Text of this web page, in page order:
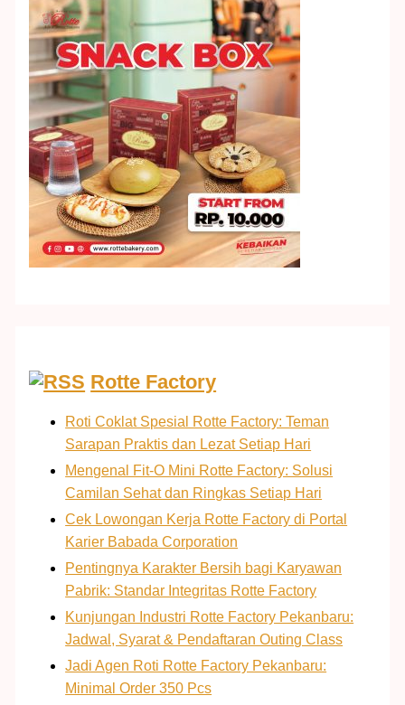
Rotte Factory
Roti Coklat Spesial Rotte Factory: Teman
Sarapan Praktis dan Lezat Setiap Hari
Mengenal Fit-O Mini Rotte Factory: Solusi
Camilan Sehat dan Ringkas Setiap Hari
Cek Lowongan Kerja Rotte Factory di Portal
Karier Babada Corporation
Pentingnya Karakter Bersih bagi Karyawan
Pabrik: Standar Integritas Rotte Factory
Kunjungan Industri Rotte Factory Pekanbaru:
Jadwal, Syarat & Pendaftaran Outing Class
Jadi Agen Roti Rotte Factory Pekanbaru:
Minimal Order 350 Pcs